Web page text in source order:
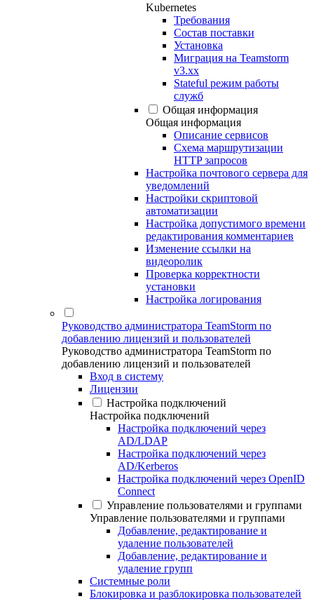
Kubernetes
Требования
Состав поставки
Установка
Миграция на Teamstorm
v3.xx
Stateful режим работы
служб
Общая информация
Общая информация
Описание сервисов
Схема маршрутизации
HTTP запросов
Настройка почтового сервера для
уведомлений
Настройки скриптовой
автоматизации
Настройка допустимого времени
редактирования комментариев
Изменение ссылки на
видеоролик
Проверка корректности
установки
Настройка логирования
Руководство администратора TeamStorm по
добавлению лицензий и пользователей
Руководство администратора TeamStorm по
добавлению лицензий и пользователей
Вход в систему
Лицензии
Настройка подключений
Настройка подключений
Настройка подключений через
AD/LDAP
Настройка подключений через
AD/Kerberos
Настройка подключений через OpenID
Connect
Управление пользователями и группами
Управление пользователями и группами
Добавление, редактирование и
удаление пользователей
Добавление, редактирование и
удаление групп
Системные роли
Блокировка и разблокировка пользователей